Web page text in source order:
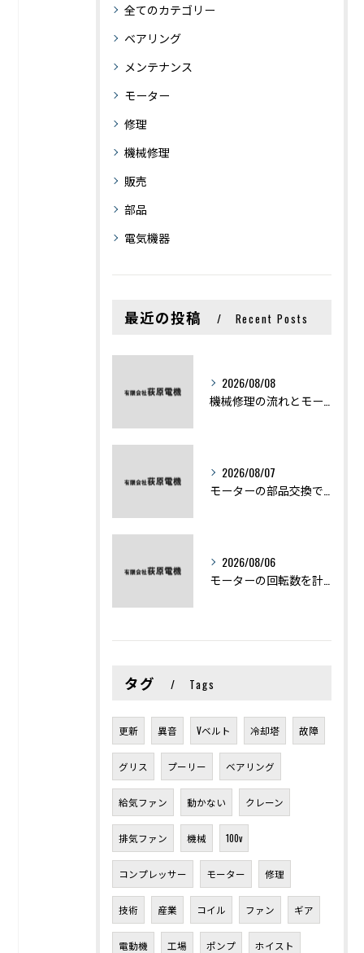
全てのカテゴリー
ベアリング
メンテナンス
モーター
修理
機械修理
販売
部品
電気機器
最近の投稿 Recent Posts
2026/08/08
2026/08/07
2026/08/06
タグ Tags
更新 異音 Vベルト 冷却塔 故障
グリス プーリー ベアリング
給気ファン 動かない クレーン
排気ファン 機械 100v
コンプレッサー モーター 修理
技術 産業 コイル ファン ギア
電動機 工場 ポンプ ホイスト